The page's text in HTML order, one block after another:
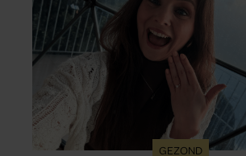
GEZOND